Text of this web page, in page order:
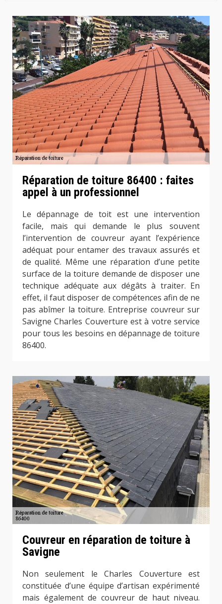
Réparation de toiture 86400 : faites
appel à un professionnel
Le dépannage de toit est une intervention
facile, mais qui demande le plus souvent
l’intervention de couvreur ayant l’expérience
adéquat pour entamer des travaux assurés et
de qualité. Même une réparation d’une petite
surface de la toiture demande de disposer une
technique adéquate aux dégâts à traiter. En
effet, il faut disposer de compétences afin de ne
pas abîmer la toiture. Entreprise couvreur sur
Savigne Charles Couverture est à votre service
pour tous les besoins en dépannage de toiture
86400.
Couvreur en réparation de toiture à
Savigne
Non seulement le Charles Couverture est
constituée d’une équipe d’artisan expérimenté
mais également de couvreur de haut niveau.